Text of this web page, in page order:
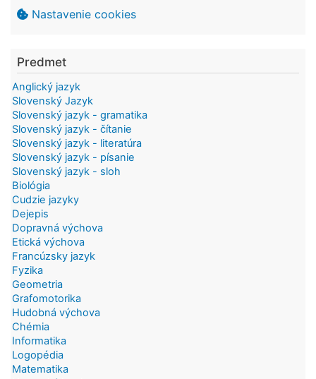
Nastavenie cookies
Predmet
Anglický jazyk
Slovenský Jazyk
Slovenský jazyk - gramatika
Slovenský jazyk - čítanie
Slovenský jazyk - literatúra
Slovenský jazyk - písanie
Slovenský jazyk - sloh
Biológia
Cudzie jazyky
Dejepis
Dopravná výchova
Etická výchova
Francúzsky jazyk
Fyzika
Geometria
Grafomotorika
Hudobná výchova
Chémia
Informatika
Logopédia
Matematika